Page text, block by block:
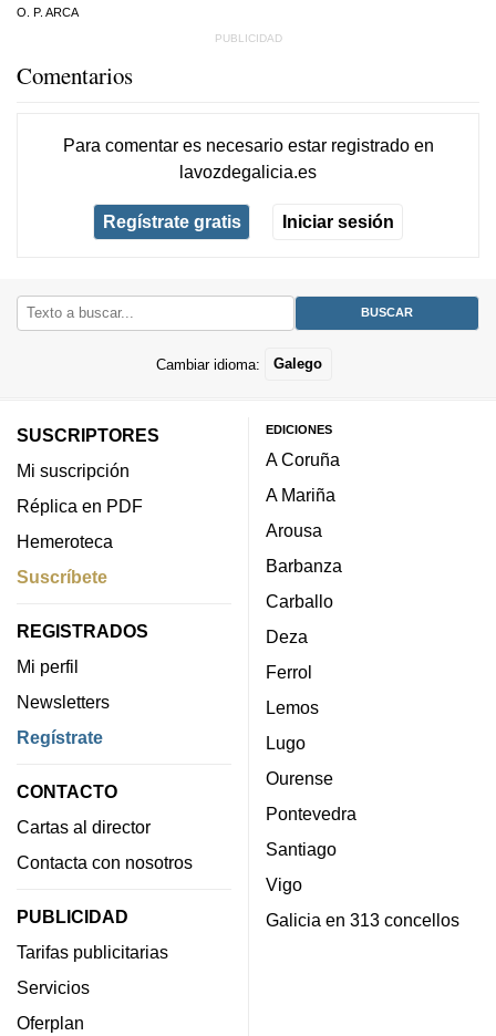
O. P. ARCA
Comentarios
Para comentar es necesario estar registradoen
lavozdegalicia.es
Regístrate gratis Iniciar sesión
Cambiar idioma: Galego
SUSCRIPTORES
Mi suscripción
Réplica en PDF
Hemeroteca
Suscríbete
REGISTRADOS
Mi perfil
Newsletters
Regístrate
CONTACTO
Cartas al director
Contacta con nosotros
PUBLICIDAD
Tarifas publicitarias
Servicios
Oferplan
EDICIONES
A Coruña
A Mariña
Arousa
Barbanza
Carballo
Deza
Ferrol
Lemos
Lugo
Ourense
Pontevedra
Santiago
Vigo
Galicia en 313 concellos